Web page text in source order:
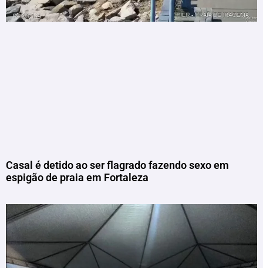
Casal é detido ao ser flagrado fazendo sexo em
espigão de praia em Fortaleza